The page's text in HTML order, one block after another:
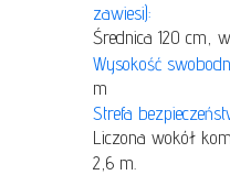
zawiesi):
Średnica 120 cm,
Wysokość
m
Strefa
Liczona wokół
2,6 m.